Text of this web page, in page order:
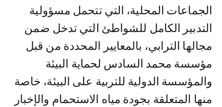
الجماعات المحلية، التي تتحمل مسؤولية
التدبير الكامل للشواطئ التي تدخل ضمن
مجالها الترابي، بالمعايير المحددة من قبل
مؤسسة محمد السادس لحماية البيئة
والمؤسسة الدولية للتربية على البيئة، خاصة
منها المتعلقة بجودة مياه الاستحمام والإخبار